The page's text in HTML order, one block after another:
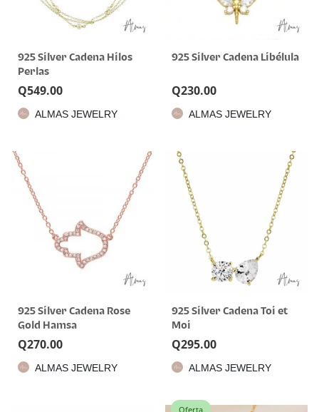
925 Silver Cadena Hilos
Perlas
Q549.00
ALMAS JEWELRY
925 Silver Cadena Libélula
Q230.00
ALMAS JEWELRY
925 Silver Cadena Rose
Gold Hamsa
Q270.00
ALMAS JEWELRY
925 Silver Cadena Toi et
Moi
Q295.00
ALMAS JEWELRY
Oferta